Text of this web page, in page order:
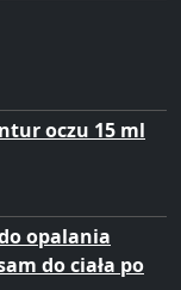
oczu 15 ml
opalania
do ciała po